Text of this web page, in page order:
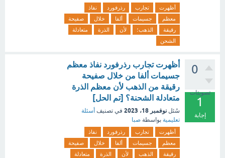
أظهرت تجارب رذرفورد
نفاذ
معظم
جسيمات ألفا خلال
صفيحة
رقيقة
الذهب؛ لأن الذرة
متعادلة
الشحن
0
تصويتات
1
إجابة
أظهرت تجارب رذرفورد نفاذ معظم
جسيمات ألفا من خلال صفيحة
رقيقة من الذهب لأن معظم الذرة
متعادلة الشحنة؟ [تم الحل]
سُئل نوفمبر 18، 2023 في تصنيف أسئلة
تعليمية بواسطة صبا
أظهرت تجارب رذرفورد
نفاذ
معظم
جسيمات ألفا خلال
صفيحة
رقيقة
الذهب لأن الذرة
متعادلة